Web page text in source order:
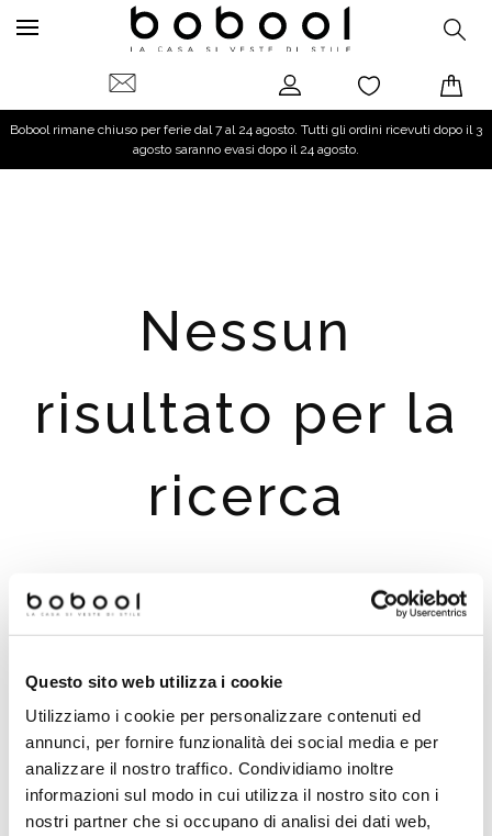
Questo sito web utilizza i cookie
Utilizziamo i cookie per personalizzare contenuti ed
annunci, per fornire funzionalità dei social media e per
analizzare il nostro traffico. Condividiamo inoltre
informazioni sul modo in cui utilizza il nostro sito con i
nostri partner che si occupano di analisi dei dati web,
Bobool rimane chiuso per ferie dal 7 al 24 agosto. Tutti gli ordini ricevuti dopo il 3
agosto saranno evasi dopo il 24 agosto.
Nessun
risultato per la
ricerca
Suggerimenti per la ricerca:
Prova a cercare un termine simile o ad usare meno
termini
Prova a cercare un termine più generico, potrai
utilizzare i filtri per migliorare i risultati della ricerca
filtri che compariranno a sinistra